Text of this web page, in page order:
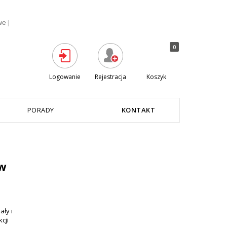
|
Logowanie Rejestracja Koszyk
0
PORADY KONTAKT
i